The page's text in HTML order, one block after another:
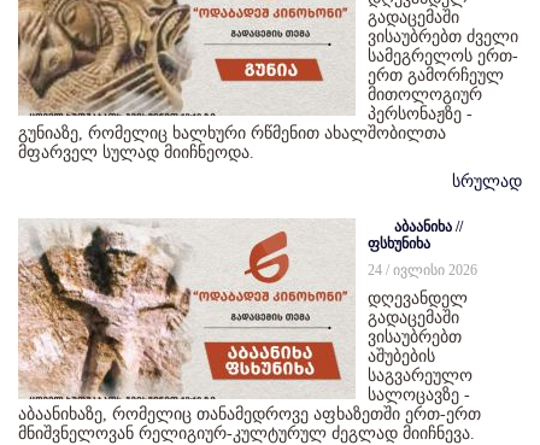
გადაცემაში
ვისაუბრებთ ძველი
სამეგრელოს ერთ-
ერთ გამორჩეულ
მითოლოგიურ
პერსონაჟზე -
გუნიაზე, რომელიც ხალხური რწმენით ახალშობილთა
მფარველ სულად მიიჩნეოდა.
სრულად
აბაანიხა //
ფსხუნიხა
24 / ივლისი 2026
დღევანდელ
გადაცემაში
ვისაუბრებთ
აშუბების
საგვარეულო
სალოცავზე -
აბაანიხაზე, რომელიც თანამედროვე აფხაზეთში ერთ-ერთ
მნიშვნელოვან რელიგიურ-კულტურულ ძეგლად მიიჩნევა.